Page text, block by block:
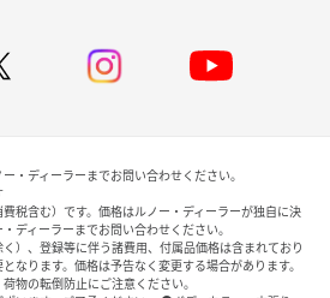
・ディーラーまでお問い合わせください。
税含む）です。価格はルノー・ディーラーが独自に決
ディーラーまでお問い合わせください。
）、登録等に伴う諸費用、付属品価格は含まれており
なります。価格は予告なく変更する場合があります。
物の転倒防止にご注意ください。